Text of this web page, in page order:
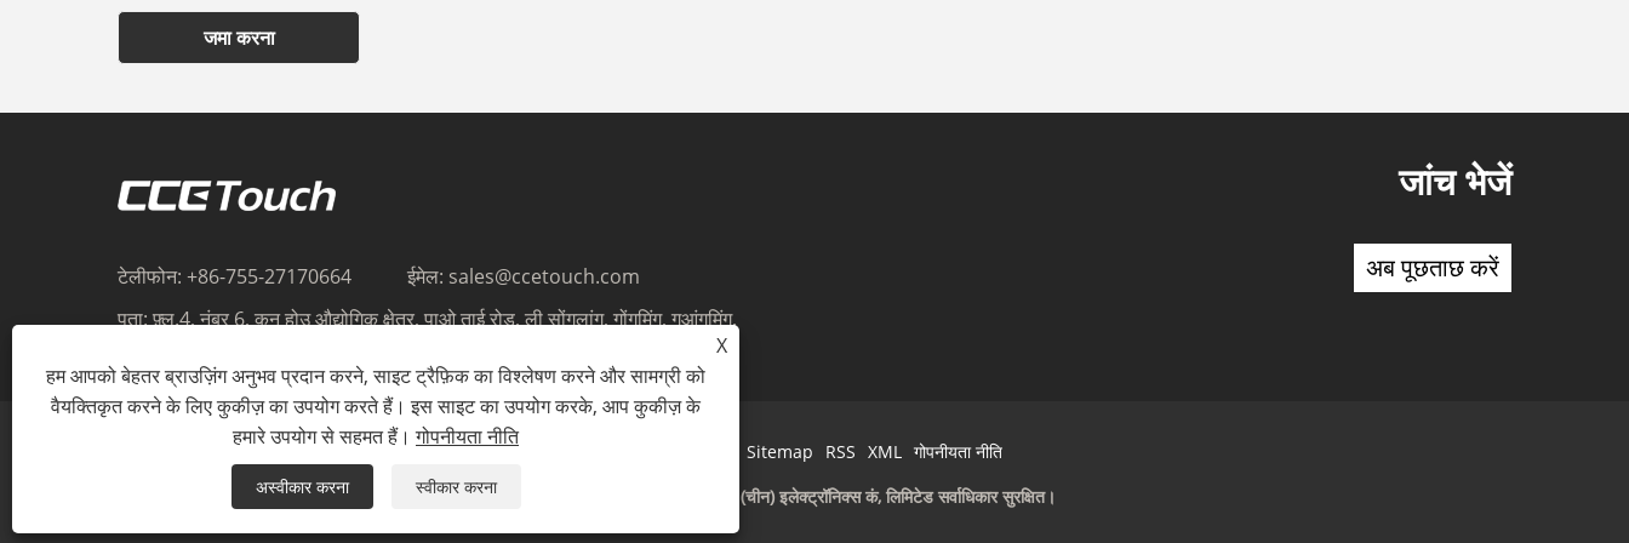
जमा करना
टेलीफोन: +86-755-27170664 ईमेल: sales@ccetouch.com
पता:फ़्ल.4, नंबर 6, कुन होउ औद्योगिक क्षेत्र, पाओ ताई रोड, ली सोंगलांग, गोंगमिंग, गुआंगमिंग,
जांच भेजें
अब पूछताछ करें
Sitemap RSS XML गोपनीयता नीति
कॉपीराइट © 2025 सीसीई (चीन) इलेक्ट्रॉनिक्स कं, लिमिटेड सर्वाधिकार सुरक्षित।
X
हम आपको बेहतर ब्राउज़िंग अनुभव प्रदान करने, साइट ट्रैफ़िक का विश्लेषण करने और सामग्री को
वैयक्तिकृत करने के लिए कुकीज़ का उपयोग करते हैं। इस साइट का उपयोग करके, आप कुकीज़ के
हमारे उपयोग से सहमत हैं।गोपनीयता नीति
अस्वीकार करना स्वीकार करना